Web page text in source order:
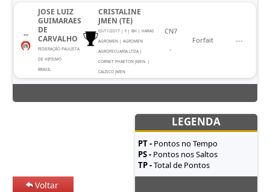
--
JOSE LUIZ
GUIMARAES
DE
CARVALHO
FEDERAÇÃO PAULISTA
DE HIPISMO
BRASIL
CRISTALINE
JMEN (TE)
05/11/2017 | F | BH | HARAS
AGROMEN | AGROMEN
AGROPECUARIA LTDA |
CORNET PHAETON JMEN. |
CALISCO JMEN
CN7
-
Forfait ---
LEGENDA
PT - Pontos no Tempo
PS - Pontos nos Saltos
TP -Total de Pontos
Voltar